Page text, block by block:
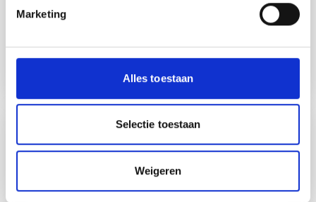
Marketing
Alles toestaan
Selectie toestaan
Weigeren
Wat is jouw oplossing en welke aannames heb je? Je leert
hoe je jouw waarde kunt aantonen aan de vroege
KLANTINTERVIEWS
SESSION 4
Wat is de sleutel tot een goed interview? Je leert hoe je